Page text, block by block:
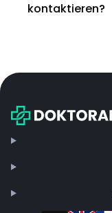
kontaktieren?